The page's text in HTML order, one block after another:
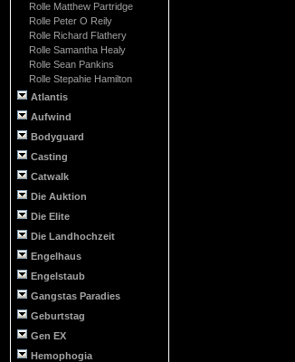
Rolle Matthew Partridge
Rolle Peter O Reily
Rolle Richard Flathery
Rolle Samantha Healy
Rolle Sean Pankins
Rolle Stepahie Hamilton
Atlantis
Aufwind
Bodyguard
Casting
Catwalk
Die Auktion
Die Elite
Die Landhochzeit
Engelhaus
Engelstaub
Gangstas Paradies
Geburtstag
Gen EX
Hemophogia